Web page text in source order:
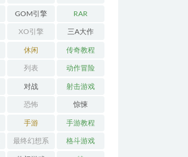
GOM引擎 RAR
XO引擎 三A大作
休闲 传奇教程
列表 动作冒险
对战 射击游戏
恐怖 惊悚
手游 手游教程
最终幻想系 格斗游戏